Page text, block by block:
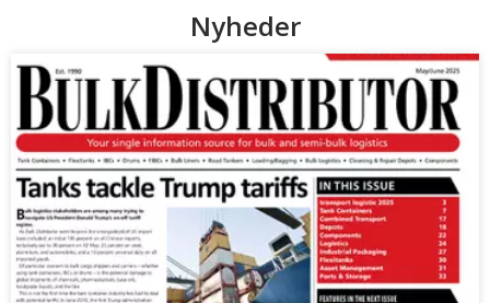
Nyheder